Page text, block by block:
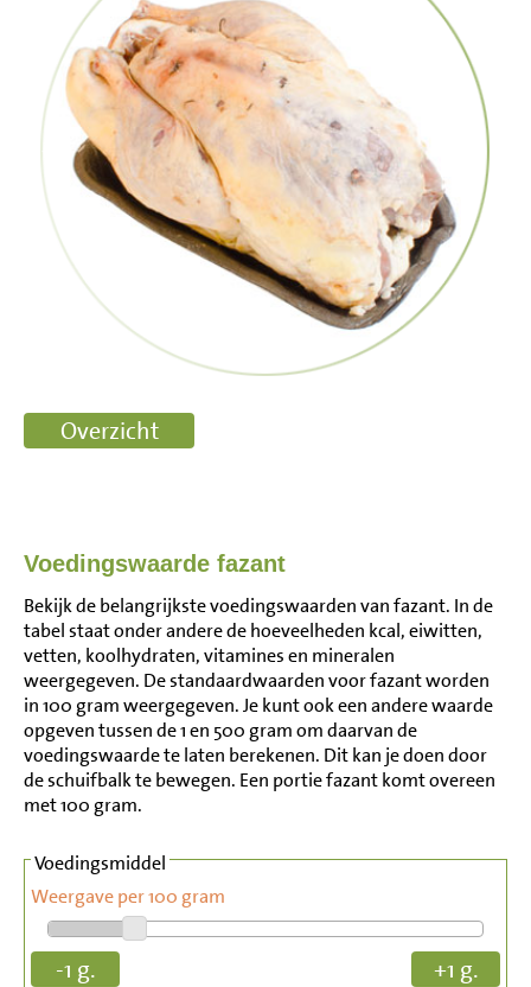
Voedingswaarde fazant
Bekijk de belangrijkste voedingswaarden van fazant. In de
tabel staat onder andere de hoeveelheden kcal, eiwitten,
vetten, koolhydraten, vitamines en mineralen
weergegeven. De standaardwaarden voor fazant worden
in 100 gram weergegeven. Je kunt ook een andere waarde
opgeven tussen de 1 en 500 gram om daarvan de
voedingswaarde te laten berekenen. Dit kan je doen door
de schuifbalk te bewegen. Een portie fazant komt overeen
met 100 gram.
Voedingsmiddel
Weergave per 100 gram
-1 g. +1 g.